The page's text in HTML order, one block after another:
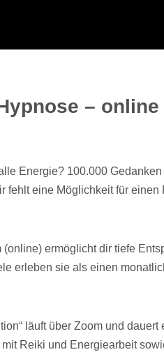
– online
Energie? 100.000
fehlt eine Möglichkeit für einen
ermöglicht dir tiefe
erleben sie als einen
läuft über Zoom und dauert
Reiki und Energiearbeit